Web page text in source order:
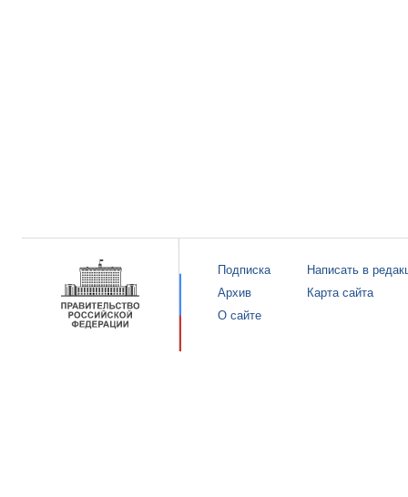
Подписка
Архив
О сайте
Написать в
Карта сайта